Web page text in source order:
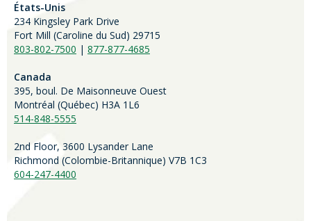
États-Unis
234 Kingsley Park Drive
Fort Mill (Caroline du Sud) 29715
803-802-7500 | 877-877-4685
Canada
395, boul. De Maisonneuve Ouest
Montréal (Québec) H3A 1L6
514-848-5555
2nd Floor, 3600 Lysander Lane
Richmond (Colombie-Britannique) V7B 1C3
604-247-4400